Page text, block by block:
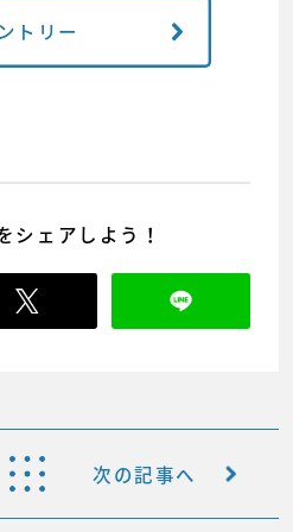
トリー
シェアしよう！
次の記事へ